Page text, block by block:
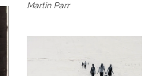
Martin Parr